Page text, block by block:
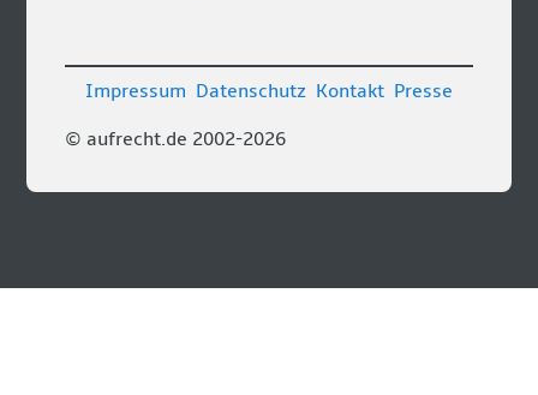
© aufrecht.de 2002-2026
Impressum Datenschutz Kontakt Presse